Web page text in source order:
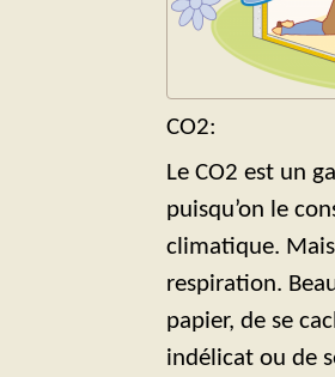
CO2:
Le CO2 est un
puisqu’on le
climatique. Mais
respiration.
papier, de se
indélicat ou de